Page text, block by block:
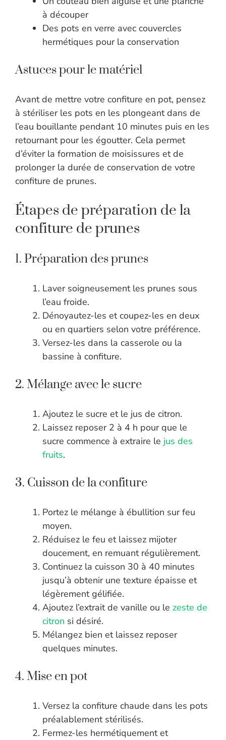
à découper
Des pots en verre avec couvercles
hermétiques pour la conservation
Astuces pour le matériel
Avant de mettre votre confiture en pot, pensez
à stériliser les pots en les plongeant dans de
l’eau bouillante pendant 10 minutes puis en les
retournant pour les égoutter. Cela permet
d’éviter la formation de moisissures et de
prolonger la durée de conservation de votre
confiture de prunes.
Étapes de préparation de la
confiture de prunes
1. Préparation des prunes
Laver soigneusement les prunes sous
l’eau froide.
Dénoyautez-les et coupez-les en deux
ou en quartiers selon votre préférence.
Versez-les dans la casserole ou la
bassine à confiture.
2. Mélange avec le sucre
Ajoutez le sucre et le jus de citron.
Laissez reposer 2 à 4 h pour que le
sucre commence à extraire le jus des
fruits.
3. Cuisson de la confiture
Portez le mélange à ébullition sur feu
moyen.
Réduisez le feu et laissez mijoter
doucement, en remuant régulièrement.
Continuez la cuisson 30 à 40 minutes
jusqu’à obtenir une texture épaisse et
légèrement gélifiée.
Ajoutez l’extrait de vanille ou le zeste de
citron si désiré.
Mélangez bien et laissez reposer
quelques minutes.
4. Mise en pot
Versez la confiture chaude dans les pots
préalablement stérilisés.
Fermez-les hermétiquement et